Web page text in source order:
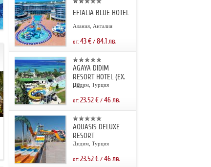
EFTALIA BLUE HOTEL
Алания, Анталия
от: 43€/ 84.1лв.
AGAYA DIDIM
RESORT HOTEL (EX.
PR...
Дидим, Турция
от: 23.52€/ 46лв.
AQUASIS DELUXE
RESORT
Дидим, Турция
от: 23.52€/ 46лв.